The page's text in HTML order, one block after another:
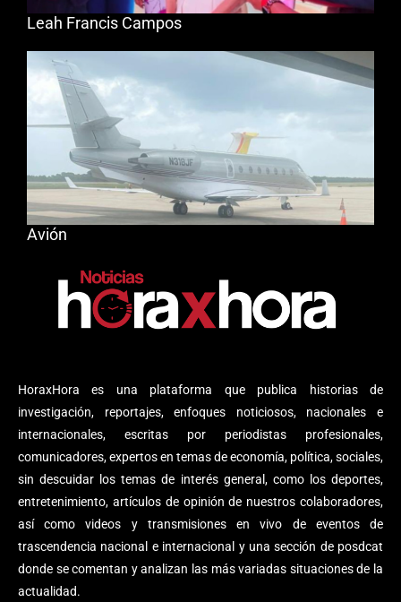
HoraxHora es una plataforma que publica historias de
investigación, reportajes, enfoques noticiosos, nacionales e
internacionales, escritas por periodistas profesionales,
comunicadores, expertos en temas de economía, política, sociales,
sin descuidar los temas de interés general, como los deportes,
entretenimiento, artículos de opinión de nuestros colaboradores,
así como videos y transmisiones en vivo de eventos de
trascendencia nacional e internacional y una sección de posdcat
donde se comentan y analizan las más variadas situaciones de la
actualidad.
Leah Francis Campos
Avión